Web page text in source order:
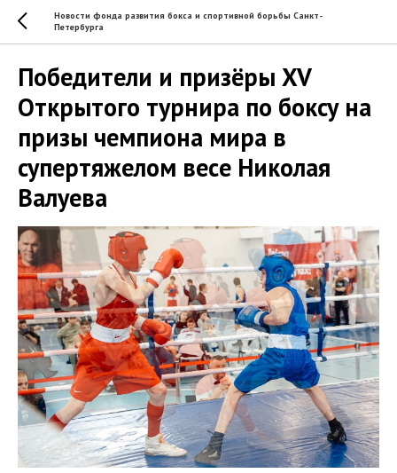
Новости фонда развития бокса и спортивной борьбы Санкт-
Петербурга
Победители и призёры XV
Открытого турнира по боксу на
призы чемпиона мира в
супертяжелом весе Николая
Валуева